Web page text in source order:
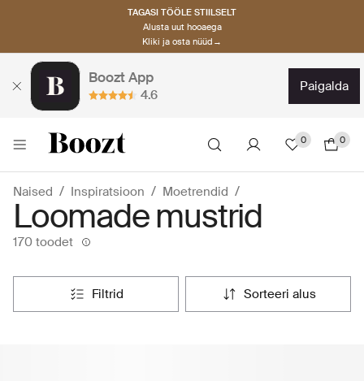
TAGASI TÖÖLE STIILSELT
Alusta uut hooaega
Kliki ja osta nüüd→
Boozt App
4.6
paigalda
0 0
Naised Inspiratsioon Moetrendid
Loomade mustrid
170 toodet
filtrid sorteeri alus